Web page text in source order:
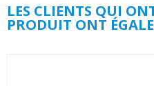
LES CLIENTS QUI
PRODUIT ONT